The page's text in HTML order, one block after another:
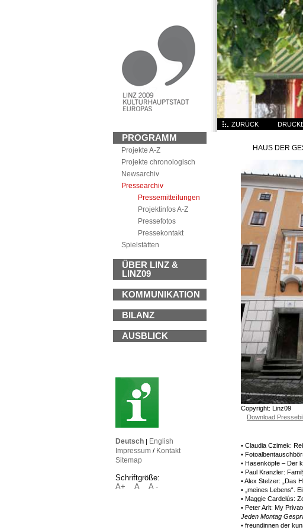
ZURÜCK
PROGRAMM
Projekte A-Z
Projekte chronologisch
Newsarchiv
Pressearchiv
Pressemitteilungen
Projektinfos A-Z
Pressefotos
Pressekontakt
Spielstätten
ÜBER LINZ &
LINZ09
KOMMUNIKATION
BILANZ
AUSBLICK
Deutsch | English
Impressum / Kontakt
Sitemap
Schriftgröße:
A+
A A -
HAUS DER
Copyright: Linz09
Download
• Claudia Czimek:
•
• Hasenköpfe – Der
• Paul Kranzler:
• Alex Stelzer: „Das
• „meines Lebens“.
• Maggie Cardelús:
• Peter Arlt: My
Jeden Montag
• freundinnen der